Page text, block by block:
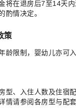
将在退房后7至14天
酌情决定。
策
龄限制，婴幼儿亦可入
型、入住人数及住宿
情请参阅各房型与配套